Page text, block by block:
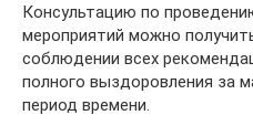
Консультацию по
мероприятий можно
соблюдении всех
полного выздоровления за
период времени.